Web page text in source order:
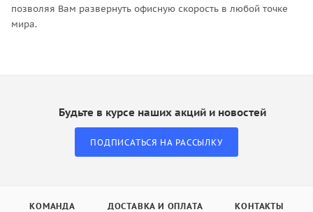
позволяя Вам развернуть офисную скорость в любой точке
мира.
Будьте в курсе наших акций и новостей
ПОДПИСАТЬСЯ НА РАССЫЛКУ
КОМАНДА ДОСТАВКА И ОПЛАТА КОНТАКТЫ